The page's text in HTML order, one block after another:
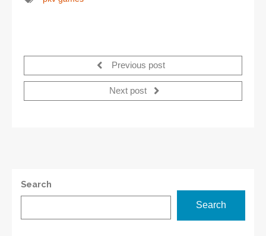
Previous post
Next post
Search
Search